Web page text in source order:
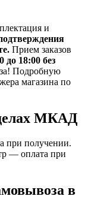
и
Прием заказов
18:00 без
Подробную
магазина по
МКАД
при получении.
— оплата при
в